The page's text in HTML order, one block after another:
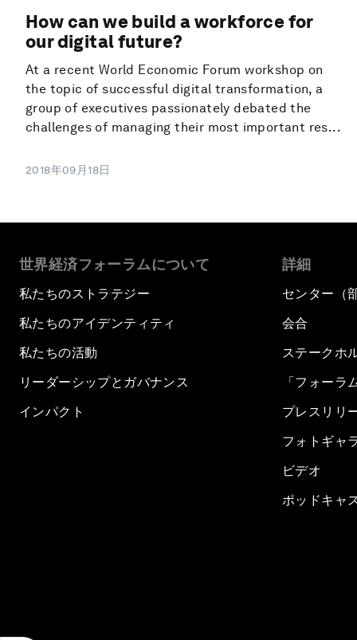
How can we build a workforce for
our digital future?
At a recent World Economic Forum workshop on
the topic of successful digital transformation, a
group of executives passionately debated the
challenges of managing their most important res...
2018年09月18日
世界経済フォーラムについて
私たちのストラテジー
私たちのアイデンティティ
私たちの活動
リーダーシップとガバナンス
インパクト
詳細
センター（
会合
ステークホ
「フォーラ
プレスリリ
フォトギャ
ビデオ
ポッドキャ